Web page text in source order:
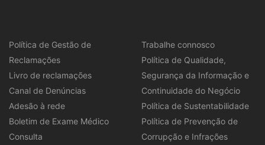
Política de Gestão de
Reclamações
Livro de reclamações
Canal de Denúncias
Adesão à rede
Boletim de Exame Médico
Consulta
Trabalhe connosco
Política de Qualidade,
Segurança da Informação e
Continuidade do Negócio
Política de Sustentabilidade
Política de Prevenção de
Corrupção e Infrações